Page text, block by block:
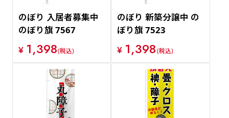
のぼり 入居者募集中
のぼり旗 7567
¥ 1,398(税込)
のぼり 新築分譲中 の
ぼり旗 7523
¥ 1,398(税込)